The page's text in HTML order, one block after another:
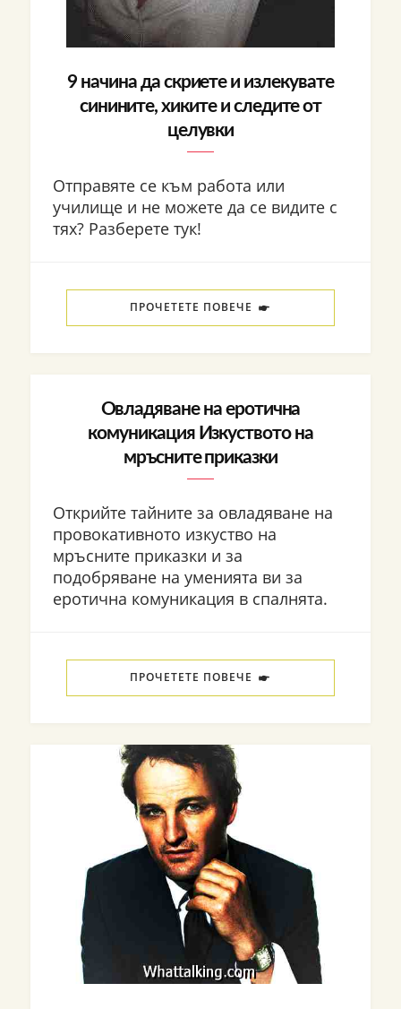
9 начина да скриете и излекувате
синините, хиките и следите от
целувки
Отправяте се към работа или
училище и не можете да се видите с
тях? Разберете тук!
ПРОЧЕТЕТЕ ПОВЕЧЕ
Овладяване на еротична
комуникация Изкуството на
мръсните приказки
Открийте тайните за овладяване на
провокативното изкуство на
мръсните приказки и за
подобряване на уменията ви за
еротична комуникация в спалнята.
ПРОЧЕТЕТЕ ПОВЕЧЕ